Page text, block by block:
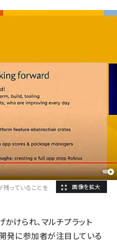
っていることを
けられ、マルチプラット
発に参加者が注目している